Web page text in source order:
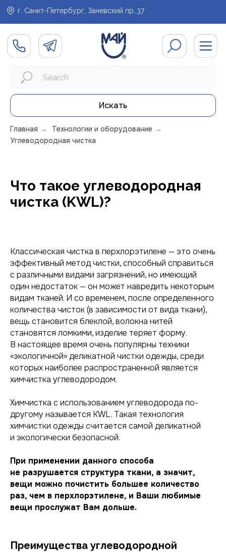
г. Санкт-Петербург, Заневский пр.,37
Искать
Главная → Технологии и оборудование →
Углеводородная чистка
Что такое углеводородная
чистка (KWL)?
Классическая чистка в перхлорэтилене — это очень
эффективный метод чистки, способный справиться
с различными видами загрязнений, но имеющий
один недостаток — он может навредить некоторым
видам тканей. И со временем, после определенного
количества чисток (в зависимости от вида ткани),
вещь становится блеклой, волокна нитей
становятся ломкими, изделие теряет форму.
В настоящее время очень популярны техники
«экологичной» деликатной чистки одежды, среди
которых наиболее распространенной является
химчистка углеводородом.
Химчистка с использованием углеводорода по-
другому называется KWL. Такая технология
химчистки одежды считается самой деликатной
и экологически безопасной.
При применении данного способа
не разрушается структура ткани, а значит,
вещи можно почистить большее количество
раз, чем в перхлорэтилене, и Ваши любимые
вещи прослужат Вам дольше.
Преимущества углеводородной